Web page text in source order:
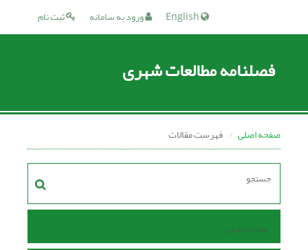
ثبت نام ورود به سامانه
فصلنامه مطالعات شهری
صفحه اصلی فهرست مقالات
صفحه اصلی